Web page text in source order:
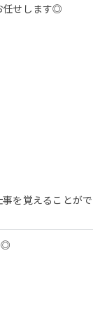
任せします◎
を覚えることが
◎